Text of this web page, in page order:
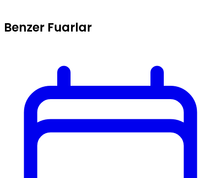
Benzer Fuarlar